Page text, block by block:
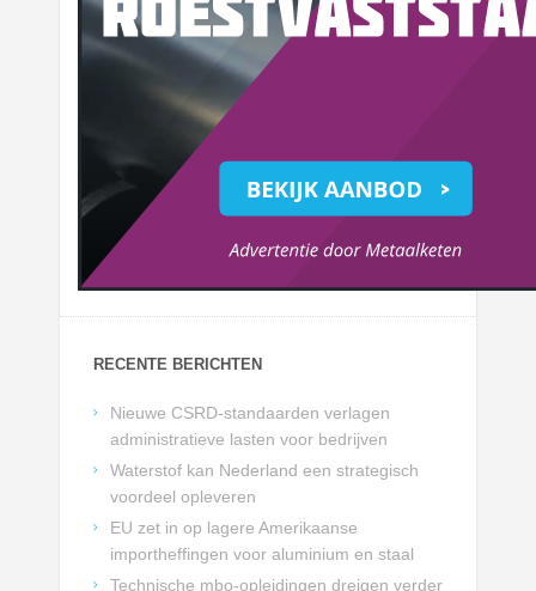
RECENTE BERICHTEN
Nieuwe CSRD-standaarden verlagen
administratieve lasten voor bedrijven
Waterstof kan Nederland een strategisch
voordeel opleveren
EU zet in op lagere Amerikaanse
importheffingen voor aluminium en staal
Technische mbo-opleidingen dreigen verder